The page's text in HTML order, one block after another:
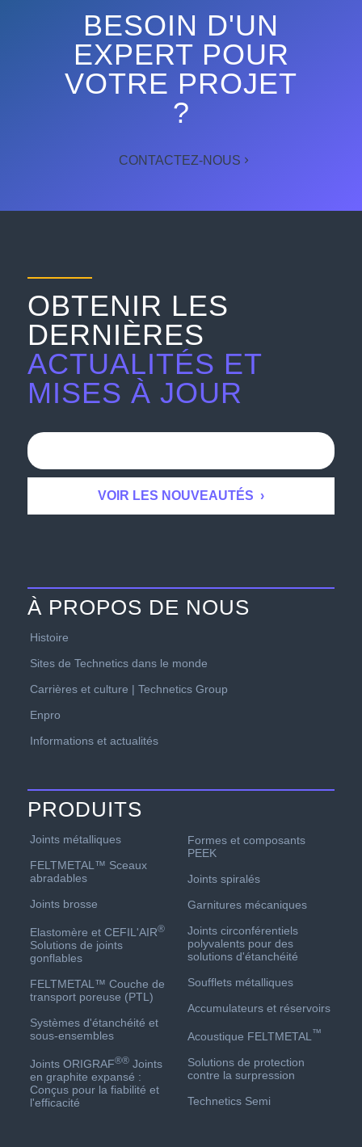
BESOIN D'UN
EXPERT POUR
VOTRE PROJET
?
CONTACTEZ-NOUS
OBTENIR LES
DERNIÈRES
ACTUALITÉS ET
MISES À JOUR
À PROPOS DE NOUS
Histoire
Sites de Technetics dans le monde
Carrières et culture | Technetics Group
Enpro
Informations et actualités
PRODUITS
Joints métalliques
FELTMETAL™ Sceaux
abradables
Joints brosse
Elastomère et CEFIL'AIR®
Solutions de joints
gonflables
FELTMETAL™ Couche de
transport poreuse (PTL)
Systèmes d'étanchéité et
sous-ensembles
Joints ORIGRAF®®Joints
en graphite expansé :
Conçus pour la fiabilité et
l'efficacité
Formes et composants
PEEK
Joints spiralés
Garnitures mécaniques
Joints circonférentiels
polyvalents pour des
solutions d'étanchéité
Soufflets métalliques
Accumulateurs et réservoirs
Acoustique FELTMETAL™
Solutions de protection
contre la surpression
Technetics Semi